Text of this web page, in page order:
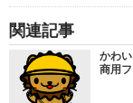
関連記事
かわ
商用